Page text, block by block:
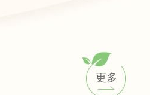
更多